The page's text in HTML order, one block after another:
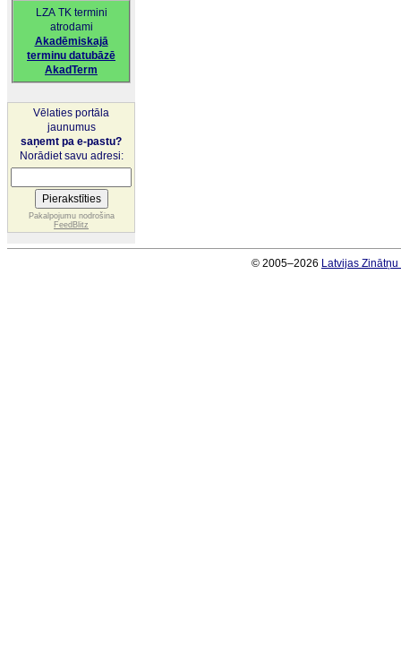
LZA TK termini
atrodami
Akadēmiskajā
terminu datubāzē
AkadTerm
Vēlaties portāla
jaunumus
saņemt pa e-pastu?
Norādiet savu adresi:
Pakalpojumu nodrošina
FeedBlitz
© 2005–2026 Latvijas